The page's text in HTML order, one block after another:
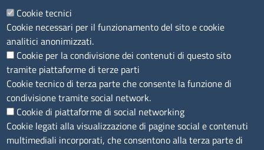
Informative privacy e cookie
Verifiche PA
Attuazione misure PNRR
Modulistica
SEGUICI SU
Cookie tecnici
Cookie necessari per il funzionamento del sito e cookie
analitici anonimizzati.
Cookie per la condivisione dei contenuti di questo sito
tramite piattaforme di terze parti
Cookie tecnico di terza parte che consente la funzione di
condivisione tramite social network.
Cookie di piattaforme di social networking
Cookie legati alla visualizzazione di pagine social e contenuti
multimediali incorporati, che consentono alla terza parte di